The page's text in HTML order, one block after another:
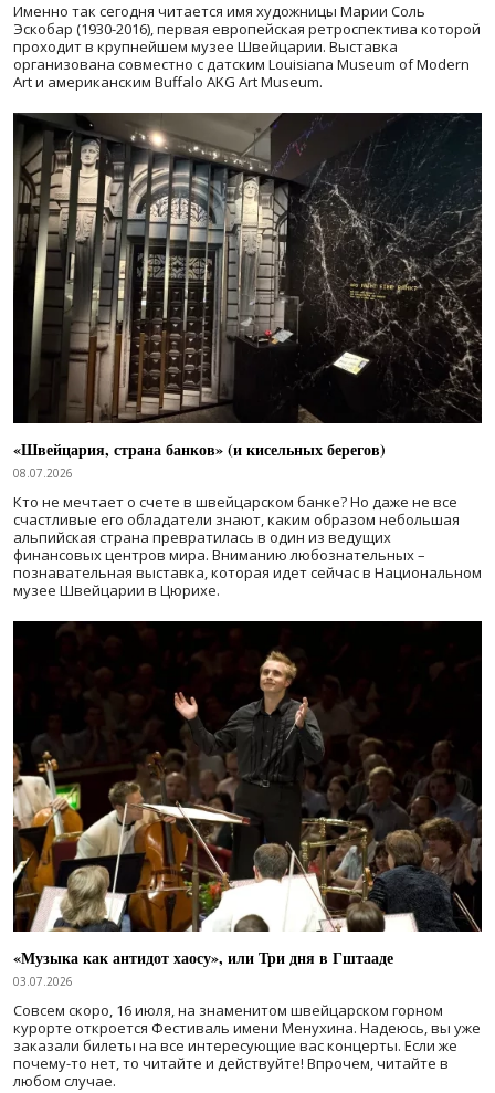
Именно так сегодня читается имя художницы Марии Соль
Эскобар (1930-2016), первая европейская ретроспектива которой
проходит в крупнейшем музее Швейцарии. Выставка
организована совместно с датским Louisiana Museum of Modern
Art и американским Buffalo AKG Art Museum.
«Швейцария, страна банков» (и кисельных берегов)
08.07.2026
Кто не мечтает о счете в швейцарском банке? Но даже не все
счастливые его обладатели знают, каким образом небольшая
альпийская страна превратилась в один из ведущих
финансовых центров мира. Вниманию любознательных –
познавательная выставка, которая идет сейчас в Национальном
музее Швейцарии в Цюрихе.
«Музыка как антидот хаосу», или Три дня в Гштааде
03.07.2026
Совсем скоро, 16 июля, на знаменитом швейцарском горном
курорте откроется Фестиваль имени Менухина. Надеюсь, вы уже
заказали билеты на все интересующие вас концерты. Если же
почему-то нет, то читайте и действуйте! Впрочем, читайте в
любом случае.